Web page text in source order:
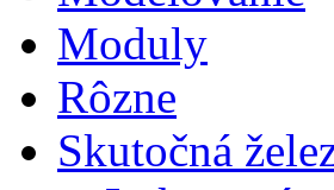
Moduly
Rôzne
Skutočná